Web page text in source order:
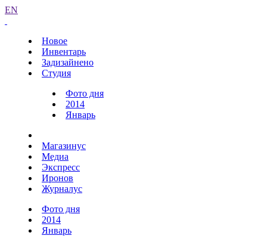
EN
Новое
Инвентарь
Задизайнено
Студия
Фото дня
2014
Январь
Магазинус
Медиа
Экспресс
Иронов
Журналус
Фото дня
2014
Январь